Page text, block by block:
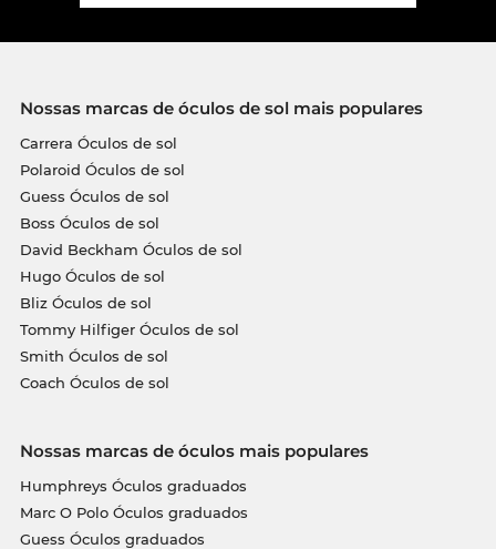
Nossas marcas de óculos de sol mais populares
Carrera Óculos de sol
Polaroid Óculos de sol
Guess Óculos de sol
Boss Óculos de sol
David Beckham Óculos de sol
Hugo Óculos de sol
Bliz Óculos de sol
Tommy Hilfiger Óculos de sol
Smith Óculos de sol
Coach Óculos de sol
Nossas marcas de óculos mais populares
Humphreys Óculos graduados
Marc O Polo Óculos graduados
Guess Óculos graduados